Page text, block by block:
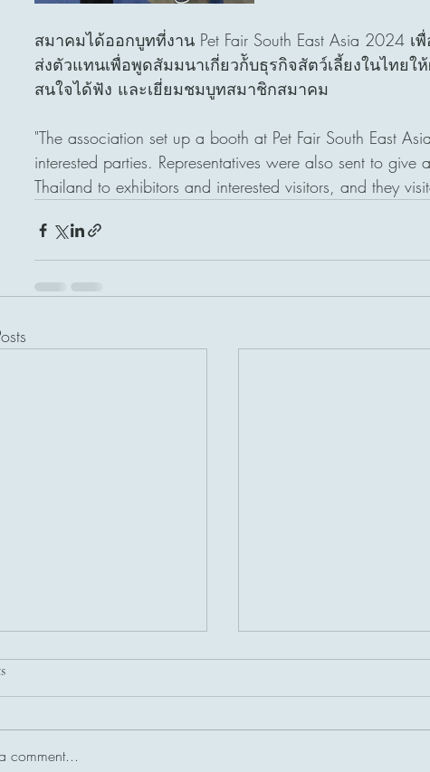
สมาคมได้ออกบูทที่งาน Pet Fair South East Asia 2024
ส่งตัวแทนเพื่อพูดสัมมนาเกี่ยวก้ับธุรกิจสัตว์เลี้ยงในไทย
สนใจได้ฟัง และเยี่ยมชมบูทสมาชิกสมาคม
"The association set up a booth at Pet Fair South East
interested parties. Representatives were also sent to give
Thailand to exhibitors and interested visitors, and they
comment...